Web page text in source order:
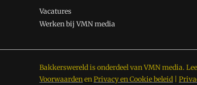
Vacatures
Werken bij VMN media
Bakkerswereld is onderdeel van VMN media.
VoorwaardenenPrivacy en Cookie beleid